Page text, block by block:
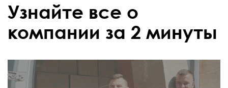
Узнайте все о
компании за 2 минуты